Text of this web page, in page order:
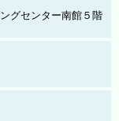
グセンター南館５階